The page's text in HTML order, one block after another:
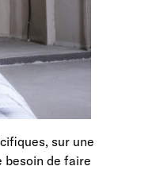
sur une
besoin de faire